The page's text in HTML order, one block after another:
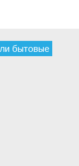
бытовые